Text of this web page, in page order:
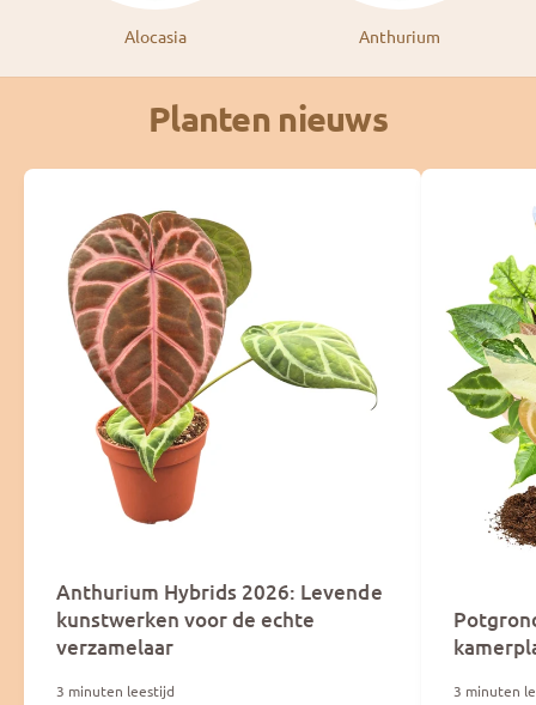
Alocasia Anthurium
Planten nieuws
Anthurium Hybrids 2026: Levende
kunstwerken voor de echte
verzamelaar
3 minuten leestijd 3 minuten